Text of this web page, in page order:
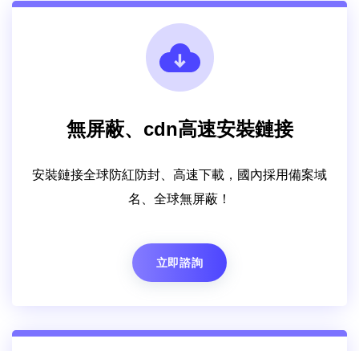
無屏蔽、cdn高速安裝鏈接
安裝鏈接全球防紅防封、高速下載，國內採用備案域
名、全球無屏蔽！
立即諮詢